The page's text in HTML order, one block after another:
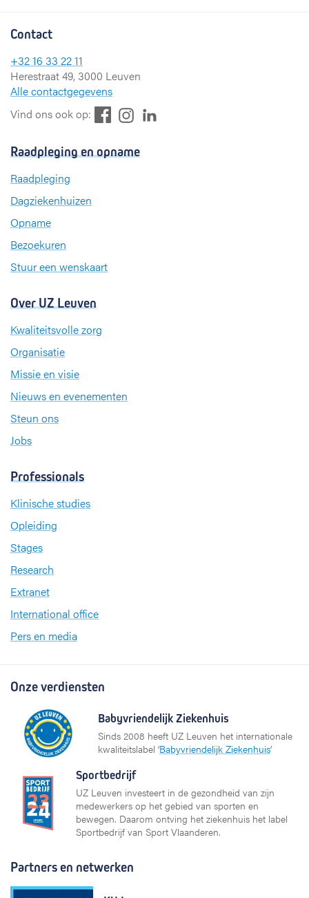
Contact
+32 16 33 22 11
Herestraat 49, 3000 Leuven
Alle contactgegevens
Vind ons ook op:
e
t
Raadpleging en opname
Raadpleging
Dagziekenhuizen
Opname
Bezoekuren
Stuur een wenskaart
Over UZ Leuven
Kwaliteitsvolle zorg
Organisatie
Missie en visie
Nieuws en evenementen
Steun ons
Jobs
Professionals
Klinische studies
Opleiding
Stages
Research
Extranet
International office
Pers en media
Onze verdiensten
Babyvriendelijk Ziekenhuis
Sinds 2008 heeft UZ Leuven het internationale
kwaliteitslabel ‘Babyvriendelijk Ziekenhuis’
Sportbedrijf
UZ Leuven investeert in de gezondheid van zijn
medewerkers op het gebied van sporten en
bewegen. Daarom ontving het ziekenhuis het label
Sportbedrijf van Sport Vlaanderen.
Partners en netwerken